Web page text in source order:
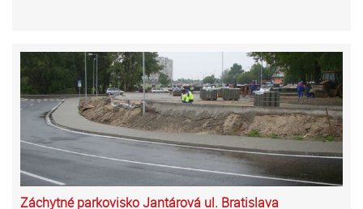
Záchytné parkovisko Jantárová ul. Bratislava